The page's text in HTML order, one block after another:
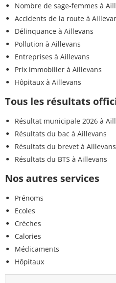
Nombre de sage-femmes à
Accidents de la route à
Délinquance à Aillevans
Pollution à Aillevans
Entreprises à Aillevans
Prix immobilier à Aillevans
Hôpitaux à Aillevans
Tous les résultats
Résultat municipale 2026 à
Résultats du bac à Aillevans
Résultats du brevet à Aillevans
Résultats du BTS à Aillevans
Nos autres services
Prénoms
Ecoles
Crèches
Calories
Médicaments
Hôpitaux